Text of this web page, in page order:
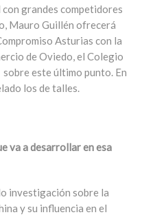
grandes competidores
Mauro Guillén ofrecerá
Asturias con la
de Oviedo, el Colegio
este último punto. En
los de talles.
va a desarrollar en esa
investigación sobre la
y su influencia en el